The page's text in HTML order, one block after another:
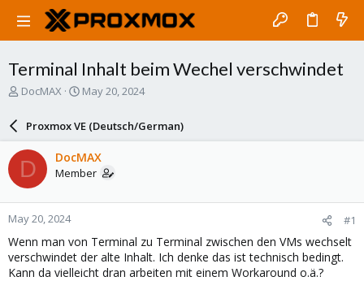
Terminal Inhalt beim Wechel verschwindet
T
a
d
s
t
a
r
t
e
r
DocMAX
S
a
r
d
a
e
May 20, 2024
Proxmox VE (Deutsch/German)
D DocMAX
Member
May 20, 2024 #1
Wenn man von Terminal zu Terminal zwischen den VMs wechselt
verschwindet der alte Inhalt. Ich denke das ist technisch bedingt.
Kann da vielleicht dran arbeiten mit einem Workaround o.ä.?